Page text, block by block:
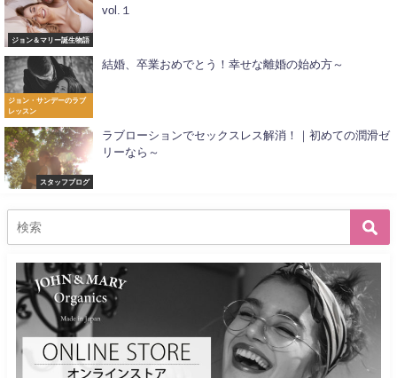
ジョン＆マリー誕生物語
vol.１
ジョン・サンデーのラブ
レッスン
結婚、卒業おめでとう！幸せな離婚の始め方～
スタッフブログ
ラブローションでセックスレス解消！｜初めての潤滑ゼ
リーなら～